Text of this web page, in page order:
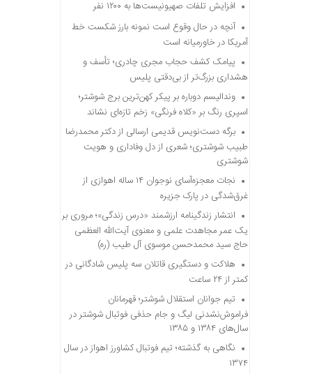
افزایش تلفات صهیونیست‌ها به ۱۲۰۰ نفر
آنچه در حال وقوع است نمونه بارز شکست خط
آمریکا در خاورمیانه است
پیامک کشف حجاب مجری چادری؛ تأسف و
هشداری بزرگ‌تر از بی‌دقتی پلیس
وندالیسم دوباره بر پیکر کهن‌ترین برج شوشتر؛
اسپری رنگ بر «کلاه فرنگی» زخم تازه‌ای نشاند
برگه دست‌نویس قدیمی ارسالی از دکتر محمدرضا
طبیب شوشتری؛ شعری از دل وفاداری و هویت
شوشتری
نجات معجزه‌آسای نوجوان ۱۴ ساله اهوازی از
غرق‌شدگی در پارک جزیره
انتشار زندگینامه ارزشمند «درس زندگی»؛ مروری بر
یک عمر مجاهدت علمی و معنوی آیت‌الله العظمی
حاج سید محمدحسن موسوی آل طیب (ره)
هلاکت و دستگیری قاتلان سه پلیس شادگانی در
کمتر از ۲۴ ساعت
تیم جوانان استقلال شوشتر؛ قهرمانان
فراموش‌نشدنی لیگ و جام حذفی فوتبال شوشتر در
سال‌های ۱۳۸۴ و ۱۳۸۵
نگاهی به گذشته؛ تیم فوتبال کشاورز اهواز در سال
۱۳۷۴